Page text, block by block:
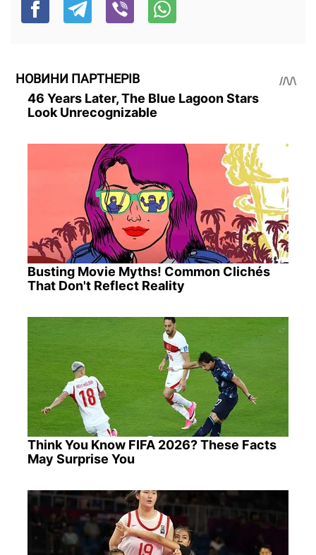
НОВИНИ ПАРТНЕРІВ
46 Years Later, The Blue Lagoon Stars
Look Unrecognizable
Busting Movie Myths! Common Clichés
That Don't Reflect Reality
Think You Know FIFA 2026? These Facts
May Surprise You